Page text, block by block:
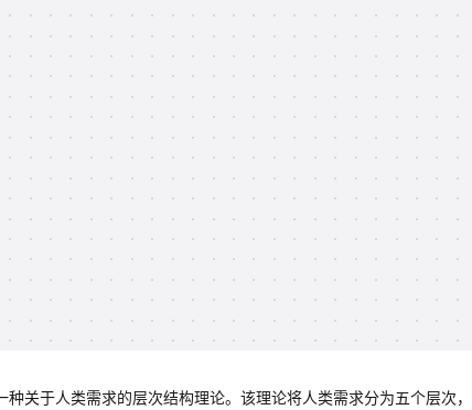
关于人类需求的层次结构理论。该理论将人类需求分为五个层次